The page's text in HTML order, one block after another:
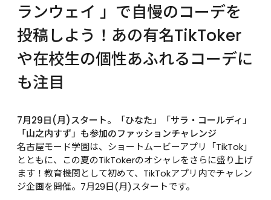
ランウェイ 」で自慢のコーデを
投稿しよう！あの有名TikToker
や在校生の個性あふれるコーデに
も注目
7月29日(月)スタート。「ひなた」「サラ・コールディ」
「山之内すず」も参加のファッションチャレンジ
名古屋モード学園は、ショートムービーアプリ「TikTok」
とともに、この夏のTikTokerのオシャレをさらに盛り上げ
ます！教育機関として初めて、TikTokアプリ内でチャレン
ジ企画を開催。7月29日(月)スタートです。